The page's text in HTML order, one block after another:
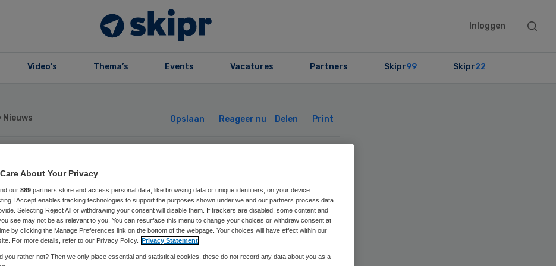
Inloggen
Search
Video’s Thema’s Events Vacatures Partners Skipr99 Skipr22
Nieuws Opslaan Reageer nu Delen Print
Ribbon haalt
aan
binnen
About Your Privacy
our 889 partners store and access personal data, like browsing data or unique identifiers, on your device.
I Accept enables tracking technologies to support the purposes shown under we and our partners process data
Selecting Reject All or withdrawing your consent will disable them. If trackers are disabled, some content and
see may not be as relevant to you. You can resurface this menu to change your choices or withdraw consent at
by clicking the Manage Preferences link on the bottom of the webpage. Your choices will have effect within our
For more details, refer to our Privacy Policy. Privacy Statement
you rather not? Then we only place essential and statistical cookies, these do not record any data about you as a